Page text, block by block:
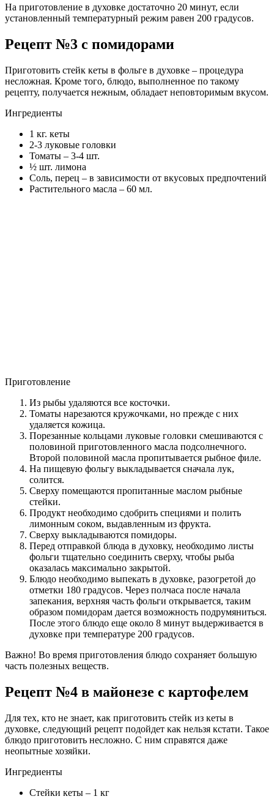
На приготовление в духовке достаточно 20 минут, если
установленный температурный режим равен 200 градусов.
Рецепт №3 с помидорами
Приготовить стейк кеты в фольге в духовке – процедура
несложная. Кроме того, блюдо, выполненное по такому
рецепту, получается нежным, обладает неповторимым вкусом.
Ингредиенты
1 кг. кеты
2-3 луковые головки
Томаты – 3-4 шт.
½ шт. лимона
Соль, перец – в зависимости от вкусовых предпочтений
Растительного масла – 60 мл.
Приготовление
Из рыбы удаляются все косточки.
Томаты нарезаются кружочками, но прежде с них
удаляется кожица.
Порезанные кольцами луковые головки смешиваются с
половиной приготовленного масла подсолнечного.
Второй половиной масла пропитывается рыбное филе.
На пищевую фольгу выкладывается сначала лук,
солится.
Сверху помещаются пропитанные маслом рыбные
стейки.
Продукт необходимо сдобрить специями и полить
лимонным соком, выдавленным из фрукта.
Сверху выкладываются помидоры.
Перед отправкой блюда в духовку, необходимо листы
фольги тщательно соединить сверху, чтобы рыба
оказалась максимально закрытой.
Блюдо необходимо выпекать в духовке, разогретой до
отметки 180 градусов. Через полчаса после начала
запекания, верхняя часть фольги открывается, таким
образом помидорам дается возможность подрумяниться.
После этого блюдо еще около 8 минут выдерживается в
духовке при температуре 200 градусов.
Важно! Во время приготовления блюдо сохраняет большую
часть полезных веществ.
Рецепт №4 в майонезе с картофелем
Для тех, кто не знает, как приготовить стейк из кеты в
духовке, следующий рецепт подойдет как нельзя кстати. Такое
блюдо приготовить несложно. С ним справятся даже
неопытные хозяйки.
Ингредиенты
Стейки кеты – 1 кг